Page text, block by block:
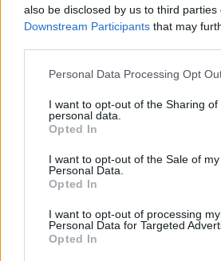
also be disclosed by us to third parties
Downstream Participants that may
Please note that this website/app uses
not limited to your visit or usage
grant or deny consent to Google and
use your data for below specified
consent section.
Personal Data Processing Opt
I want to opt-out of the Sharing of
personal data.
Opted In
I want to opt-out of the Sale of my
Personal Data.
Opted In
I want to opt-out of processing my
Personal Data for Targeted
Opted In